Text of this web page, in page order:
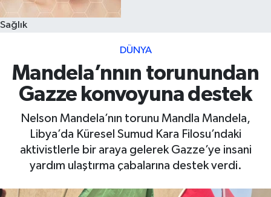
Sağlık
DÜNYA
Mandela’nnın torunundan
Gazze konvoyuna destek
Nelson Mandela’nın torunu Mandla Mandela,
Libya’da Küresel Sumud Kara Filosu’ndaki
aktivistlerle bir araya gelerek Gazze’ye insani
yardım ulaştırma çabalarına destek verdi.